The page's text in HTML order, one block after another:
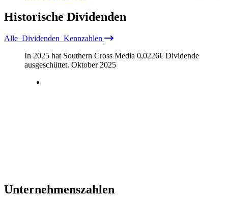
Historische Dividenden
Alle Dividenden Kennzahlen
In 2025 hat Southern Cross Media 0,0226€ Dividende
ausgeschüttet. Oktober 2025
Unternehmenszahlen